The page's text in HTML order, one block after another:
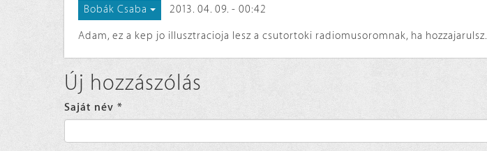
Bobák Csaba 2013. 04. 09. - 00:42
Adam, ez a kep jo illusztracioja lesz a csutortoki radiomusoromnak, ha hozzajarulsz.
Új hozzászólás
Saját név *